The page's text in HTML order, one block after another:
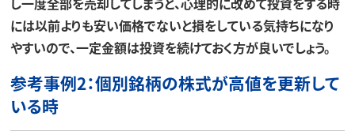
には以前よりも安い価格でないと損をしている気持ちになり
やすいので、一定金額は投資を続けておく方が良いでしょう。
参考事例2：個別銘柄の株式が高値を更新して
いる時